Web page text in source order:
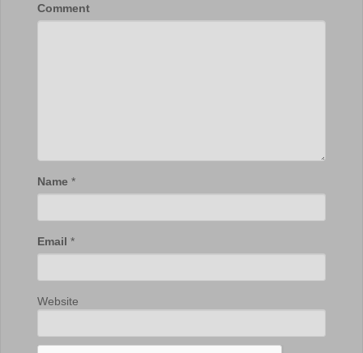
Comment
Name *
Email *
Website